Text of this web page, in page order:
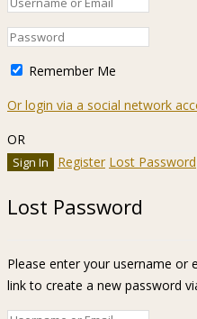
Remember Me
Or login via a social network
OR
Register Lost Password
Lost Password
Please enter your username or
link to create a new password